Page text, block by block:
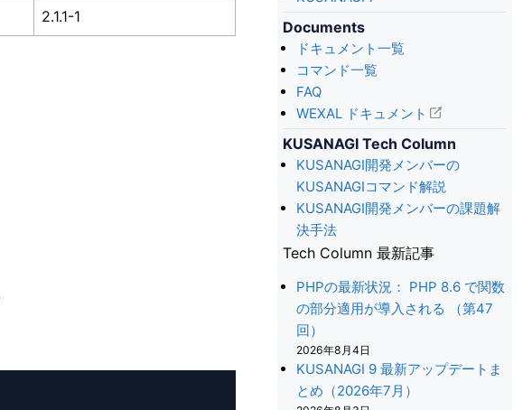
2.1.1-1
Documents
ドキュメント一覧
コマンド一覧
FAQ
WEXAL ドキュメント
KUSANAGI Tech Column
KUSANAGI開発メンバーの
KUSANAGIコマンド解説
KUSANAGI開発メンバーの課題解
決手法
Tech Column 最新記事
PHPの最新状況： PHP 8.6 で関数
の部分適用が導入される （第47
回）
2026年8月4日
KUSANAGI 9 最新アップデートま
とめ（2026年7月）